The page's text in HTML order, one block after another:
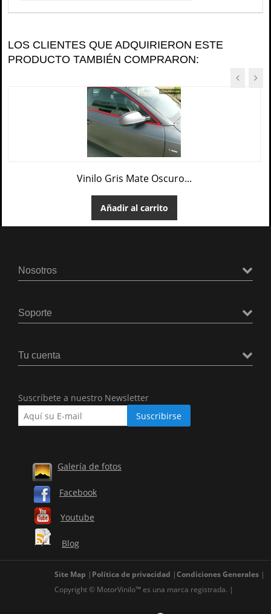
LOS CLIENTES QUE ADQUIRIERON ESTE
PRODUCTO TAMBIÉN COMPRARON:
Vinilo Gris Mate Oscuro...
Añadir al carrito
Nosotros
Soporte
Tu cuenta
Suscríbete a nuestro Newsletter
Galería de fotos
Facebook
Youtube
Blog
Site Map Política de privacidad
Condiciones Generales
Copyright © MotorVinilo™ es una marca registrada.